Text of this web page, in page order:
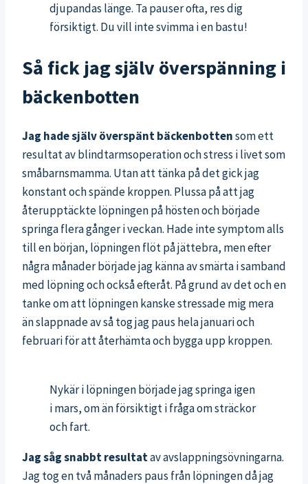
djupandas länge. Ta pauser ofta, res dig
försiktigt. Du vill inte svimma i en bastu!
Så fick jag själv överspänning i
bäckenbotten
Jag hade själv överspänt bäckenbottensom ett
resultat av blindtarmsoperation och stress i livet som
småbarnsmamma. Utan att tänka på det gick jag
konstant och spände kroppen. Plussa på att jag
återupptäckte löpningen på hösten och började
springa flera gånger i veckan. Hade inte symptom alls
till en början, löpningen flöt på jättebra, men efter
några månader började jag känna av smärta i samband
med löpning och också efteråt. På grund av det och en
tanke om att löpningen kanske stressade mig mera
än slappnade av så tog jag paus hela januari och
februari för att återhämta och bygga upp kroppen.
Nykär i löpningen började jag springa igen
i mars, om än försiktigt i fråga om sträckor
och fart.
Jag såg snabbt resultatav avslappningsövningarna.
Jag tog en två månaders paus från löpningen då jag